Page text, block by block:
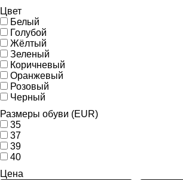
Цвет
Белый
Голубой
Жёлтый
Зеленый
Коричневый
Оранжевый
Розовый
Черный
Размеры обуви (EUR)
35
37
39
40
Цена